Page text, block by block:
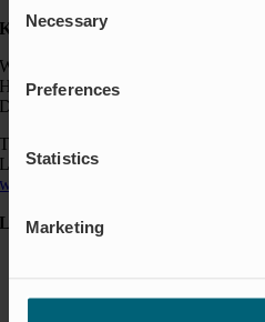
Selection
Necessary
Preferences
Statistics
Marketing
Kontakt:
Wapro A/S
Hjorslevvej 27,
DK-5450 Otterup
Telefon: +45 64 82 40 00
Logistik: +45 64 82 40 00
wapro@wapro.com
Løsninger
Nedlukning & Styring